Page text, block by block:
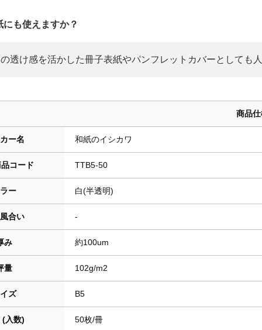
にも使えますか？
透け感を活かした冊子表紙やパンフレットカバーとしても人
商品
ー名 和紙のイシカワ
コード TTB5-50
ー 白(半透明)
合い -
み 約100um
量 102g/m2
ズ B5
(入数) 50枚/冊